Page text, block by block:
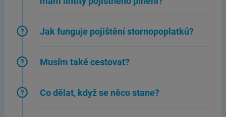
Jak funguje pojištění stornopoplatků?
Musím také cestovat?
Co dělat, když se něco stane?